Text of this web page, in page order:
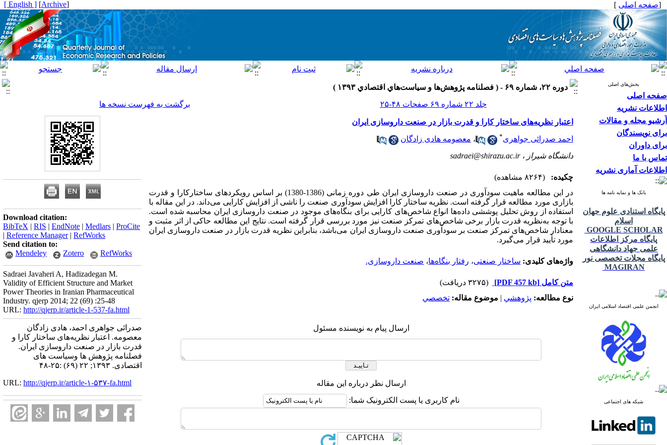
[صفحه اصلی ]
[
Archive
]
[ English ]
بخش‌های اصلی
صفحه اصلی
اطلاعات نشریه
آرشیو مجله و مقالات
برای نویسندگان
برای داوران
تماس با ما
اطلاعات آماری نشریه
بانک ها و نمایه نامه ها
پایگاه استنادی علوم جهان
اسلام
GOOGLE SCHOLAR
پایگاه مرکز اطلاعات
علمی جهاد دانشگاهی
پایگاه مجلات تخصصی نور
MAGIRAN
انجمن علمی اقتصاد اسلامی ایران
شبکه های اجتماعی
دوره ۲۲، شماره ۶۹ - ( فصلنامه پژوهش‌ها و سياست‌هاي اقتصادي ۱۳۹۳ )
جلد ۲۲ شماره ۶۹ صفحات ۴۸-۲۵
برگشت به فهرست نسخه ها
اعتبار نظریه‌های ساختار کارا و قدرت بازار در صنعت داروسازی ایران
احمد صدرائی جواهری* ، معصومه هادی زادگان
دانشگاه شیراز ،sadraei@shirazu.ac.ir
چکیده:
(۸۲۶۴ مشاهده)
در این مطالعه ماهیت سودآوری در صنعت داروسازی ایران طی دوره زمانی (1386-1380) بر اساس رویکردهای ساختارکارا و قدرت
بازاری مورد مطالعه قرار گرفته است. نظریه ساختار کارا افزایش سودآوری صنعت را ناشی از افزایش کارایی می‌داند. در این مقاله با
استفاده از روش تحلیل پوششی داده‌ها انواع شاخص‌های کارایی برای بنگاه‌های موجود در صنعت داروسازی ایران محاسبه شده‌ است.
با توجه به‌نظریه قدرت بازار برخی شاخص‌های تمرکز صنعت نیز مورد بررسی قرار گرفته است. نتایج این مطالعه حاکی از اثر مثبت و
معنا‌دار شاخص‌های تمرکز صنعت بر سودآوری صنعت داروسازی ایران می‌باشد، بنابراین نظریه قدرت بازار در صنعت داروسازی ایران
مورد تأیید قرار می‌گیرد.
واژه‌های کلیدی: ساختار صنعتی، رفتار بنگاه‌ها، صنعت داروسازی.
متن کامل [PDF 457 kb]
(۳۲۷۵ دریافت)
نوع مطالعه: پژوهشي | موضوع مقاله: تخصصي
ارسال پیام به نویسنده مسئول
ارسال نظر درباره این مقاله
نام کاربری یا پست الکترونیک شما:
Download citation:
BibTeX | RIS | EndNote | Medlars | ProCite
| Reference Manager| RefWorks
Send citation to:
Mendeley
Zotero RefWorks
Sadraei Javaheri A, Hadizadegan M.
Validity of Efficient Structure and Market
Power Theories in Iranian Pharmaceutical
Industry. qjerp 2014; 22 (69) :25-48
URL: http://qjerp.ir/article-1-537-fa.html
صدرائی جواهری احمد، هادی زادگان
معصومه. اعتبار نظریه‌های ساختار کارا و
قدرت بازار در صنعت داروسازی ایران.
فصلنامه پژوهش ها وسیاست های
اقتصادی. ۱۳۹۳; ۲۲ (۶۹) :۲۵-۴۸
URL: http://qjerp.ir/article-۱-۵۳۷-fa.html